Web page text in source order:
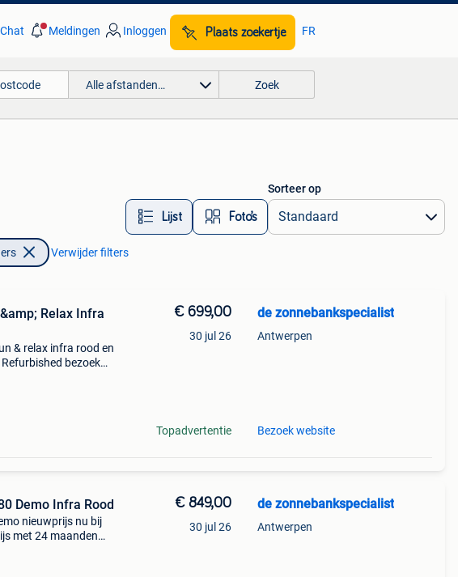
Chat Meldingen Inloggen Plaats zoekertje FR
Alle afstanden… Zoek
Lijst Foto’s
Sorteer op
Verwijder filters
Relax Infra
& relax infra rood en
bezoek
€ 699,00
30 jul 26
Topadvertentie
de zonnebankspecialist
Antwerpen
Bezoek website
Demo Infra Rood
nieuwprijs nu bij
met 24 maanden
€ 849,00
30 jul 26
de zonnebankspecialist
Antwerpen